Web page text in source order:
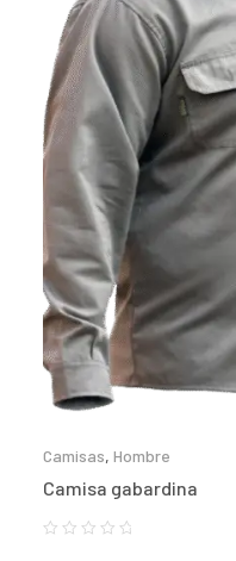
Camisas, Hombre
Camisa gabardina